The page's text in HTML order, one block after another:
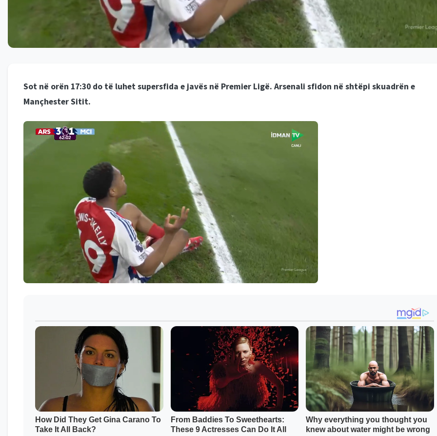
Sot në orën 17:30 do të luhet supersfida e javës në Premier Ligë. Arsenali sfidon në shtëpi skuadrën e
Mançhester Sitit.